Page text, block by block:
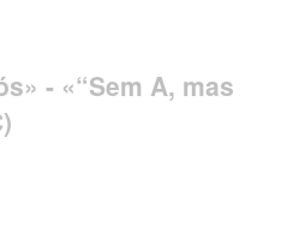
- «“Sem A, mas